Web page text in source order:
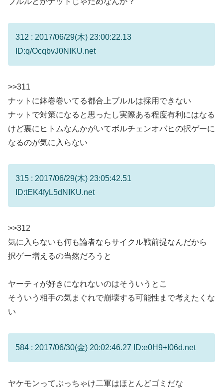
312 : 2017/06/29(木) 23:00:22.13
ID:q/OcqbvJ0NIKU.net
>>311
ナットに鉢巻巻いてる都合上ブルルは採用できない
ナットで対策になると思ったし実際ある程度有利にはなる
けど裏にヒトムなんかがいてボルチェンオバヒの択ゲーに
なるのが気に入らない
315 : 2017/06/29(木) 23:05:42.51
ID:tEK4fyL5dNIKU.net
>>312
気に入らないも何も論者ならサイクル戦前提なんだから
択ゲー増えるの当然だろうと
ヤーティが好きになれないのはそういうとこ
そういう相手の気まぐれで崩壊する可能性まで考えたくな
い
584 : 2017/06/30(金) 20:02:46.27 ID:e0H9+I06d.net
ヤケモンってぶっちゃけ二軍はほとんどゴミだな